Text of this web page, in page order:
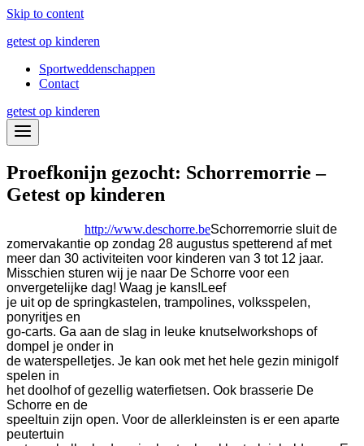
Skip to content
getest op kinderen
Sportweddenschappen
Contact
getest op kinderen
Proefkonijn gezocht: Schorremorrie –
Getest op kinderen
http://www.deschorre.beSchorremorrie sluit de
zomervakantie op zondag 28 augustus spetterend af met
meer dan 30 activiteiten voor kinderen van 3 tot 12 jaar.
Misschien sturen wij je naar De Schorre voor een
onvergetelijke dag! Waag je kans! Leef
je uit op de springkastelen, trampolines, volksspelen,
ponyritjes en
go-carts. Ga aan de slag in leuke knutselworkshops of
dompel je onder in
de waterspelletjes. Je kan ook met het hele gezin minigolf
spelen in
het doolhof of gezellig waterfietsen. Ook brasserie De
Schorre en de
speeltuin zijn open. Voor de allerkleinsten is er een aparte
peutertuin